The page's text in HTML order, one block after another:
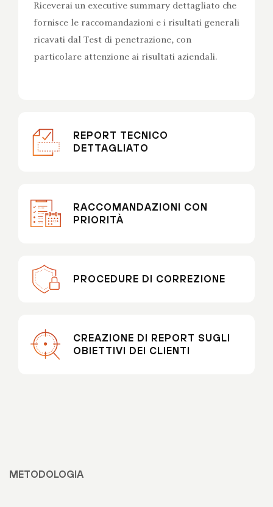
Riceverai un executive summary dettagliato che
fornisce le raccomandazioni e i risultati generali
ricavati dal Test di penetrazione, con
particolare attenzione ai risultati aziendali.
REPORT TECNICO
DETTAGLIATO
RACCOMANDAZIONI CON
PRIORITÀ
PROCEDURE DI CORREZIONE
CREAZIONE DI REPORT SUGLI
OBIETTIVI DEI CLIENTI
METODOLOGIA